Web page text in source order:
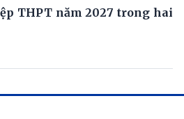
THPT năm 2027 trong hai